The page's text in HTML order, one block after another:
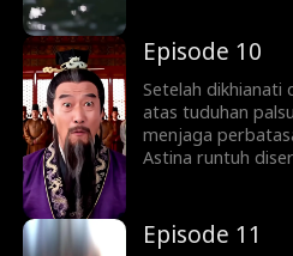
menebas musuh
lalu naik menuju
Episode 10
Setelah dikhianati
atas tuduhan
menjaga
Astina runtuh
menebas musuh
lalu naik menuju
Episode 11